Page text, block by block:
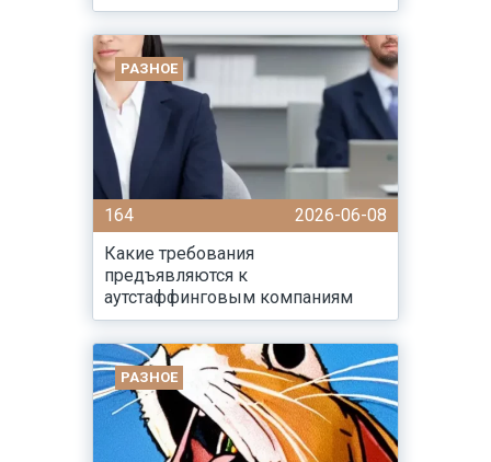
РАЗНОЕ
164
2026-06-08
Какие требования
предъявляются к
аутстаффинговым компаниям
РАЗНОЕ